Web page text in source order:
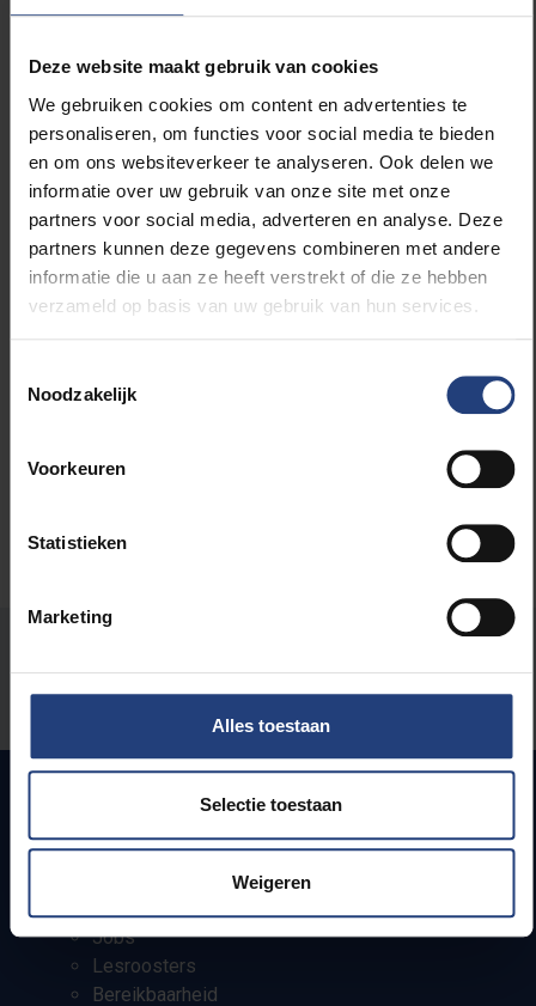
Deze website maakt gebruik van cookies
We gebruiken cookies om content en advertenties te
personaliseren, om functies voor social media te bieden
en om ons websiteverkeer te analyseren. Ook delen we
informatie over uw gebruik van onze site met onze
partners voor social media, adverteren en analyse. Deze
partners kunnen deze gegevens combineren met andere
informatie die u aan ze heeft verstrekt of die ze hebben
verzameld op basis van uw gebruik van hun services.
Noodzakelijk
Voorkeuren
Statistieken
Marketing
Alles toestaan
Selectie toestaan
Weigeren
opwarming van de aarde een halt toe te roepen.
website van de Vlaamse Klimaattop.
Wie geïnteresseerd is in de topics die op de
top zullen worden besproken, kan het verloop
ervan rechtstreeks volgenvia de live stream op
de website van Vlaamse klimaattop .
Snel naar
Jobs
Lesroosters
Bereikbaarheid